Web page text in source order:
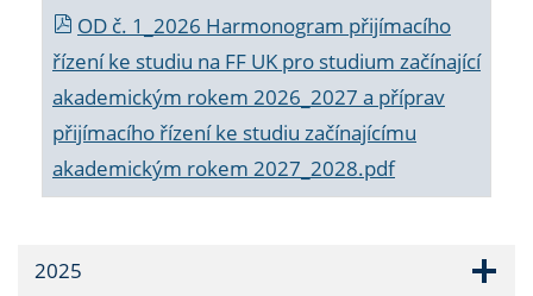
OD č. 1_2026 Harmonogram přijímacího
řízení ke studiu na FF UK pro studium začínající
akademickým rokem 2026_2027 a příprav
přijímacího řízení ke studiu začínajícímu
akademickým rokem 2027_2028.pdf
2025